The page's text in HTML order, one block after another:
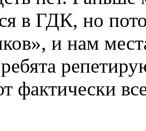
в ГДК, но
и нам
фактически